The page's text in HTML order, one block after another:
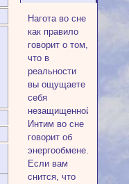
Нагота во сне
как правило
говорит о том,
что в
реальности
вы ощущаете
себя
незащищенной.
Интим во сне
говорит об
энергообмене.
Если вам
снится, что